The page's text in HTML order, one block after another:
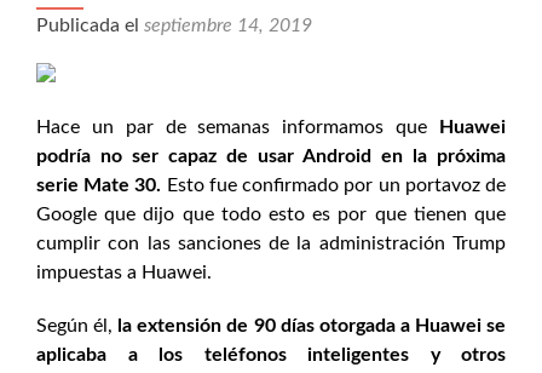
Publicada el septiembre 14, 2019
Hace un par de semanas informamos que
Huawei
podría no ser capaz de usar Android en la próxima
serie Mate 30. Esto fue confirmado por un portavoz de
Google que dijo que todo esto es por que tienen que
cumplir con las sanciones de la administración Trump
impuestas a Huawei.
Según él, la extensión de 90 días otorgada a Huawei se
aplicaba a los teléfonos inteligentes y otros